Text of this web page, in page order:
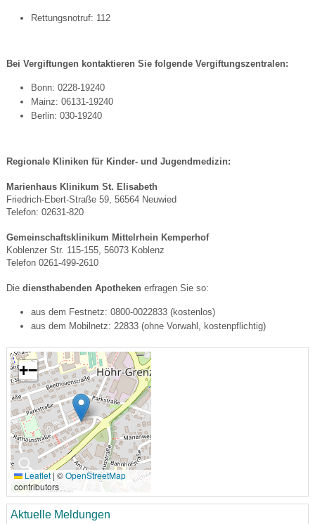
Rettungsnotruf: 112
Bei Vergiftungen kontaktieren Sie folgende Vergiftungszentralen:
Bonn: 0228-19240
Mainz: 06131-19240
Berlin: 030-19240
Regionale Kliniken für Kinder- und Jugendmedizin:
Marienhaus Klinikum St. Elisabeth
Friedrich-Ebert-Straße 59, 56564 Neuwied
Telefon: 02631-820
Gemeinschaftsklinikum Mittelrhein Kemperhof
Koblenzer Str. 115-155, 56073 Koblenz
Telefon 0261-499-2610
Die diensthabenden Apothekenerfragen Sie so:
aus dem Festnetz: 0800-0022833 (kostenlos)
aus dem Mobilnetz: 22833 (ohne Vorwahl, kostenpflichtig)
🔍
+−
Leaflet|©OpenStreetMap
contributors
Aktuelle Meldungen